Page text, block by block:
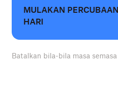
MULAKAN
HARI
Batalkan bila-bila masa